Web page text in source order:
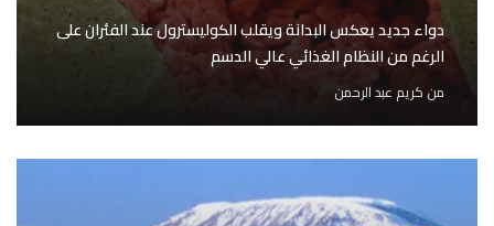
دواء جديد يعكس البدانة ويقلب الكوليسترول عند الفئران على
الرغم من النظام الغذائي عالي الدسم
من كريم عبد الرحمن